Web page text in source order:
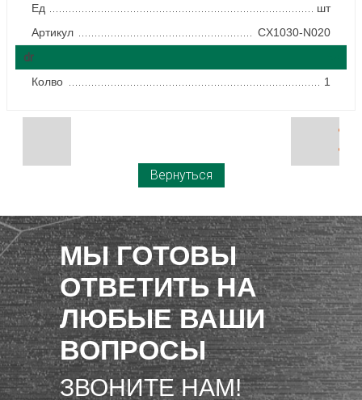
Ед
шт
Артикул
CX1030-N020
dr
Колво
1
Вернуться
МЫ ГОТОВЫ
ОТВЕТИТЬ НА
ЛЮБЫЕ ВАШИ
ВОПРОСЫ
ЗВОНИТЕ НАМ!